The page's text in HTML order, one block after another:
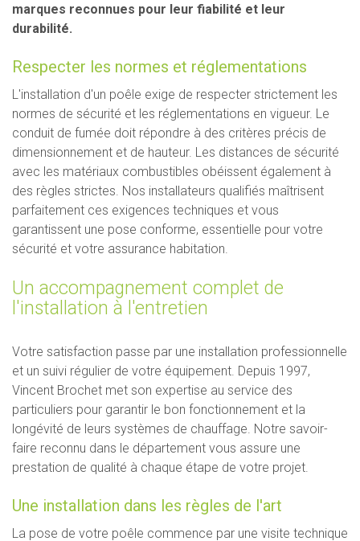
marques reconnues pour leur fiabilité et leur
durabilité.
Respecter les normes et réglementations
L'installation d'un poêle exige de respecter strictement les
normes de sécurité et les réglementations en vigueur. Le
conduit de fumée doit répondre à des critères précis de
dimensionnement et de hauteur. Les distances de sécurité
avec les matériaux combustibles obéissent également à
des règles strictes. Nos installateurs qualifiés maîtrisent
parfaitement ces exigences techniques et vous
garantissent une pose conforme, essentielle pour votre
sécurité et votre assurance habitation.
Un accompagnement complet de
l'installation à l'entretien
Votre satisfaction passe par une installation professionnelle
et un suivi régulier de votre équipement. Depuis 1997,
Vincent Brochet met son expertise au service des
particuliers pour garantir le bon fonctionnement et la
longévité de leurs systèmes de chauffage. Notre savoir-
faire reconnu dans le département vous assure une
prestation de qualité à chaque étape de votre projet.
Une installation dans les règles de l'art
La pose de votre poêle commence par une visite technique